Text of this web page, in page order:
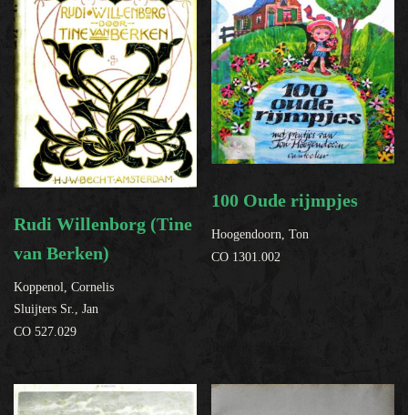
Rudi Willenborg (Tine
van Berken)
Koppenol, Cornelis
Sluijters Sr., Jan
CO 527.029
100 Oude rijmpjes
Hoogendoorn, Ton
CO 1301.002